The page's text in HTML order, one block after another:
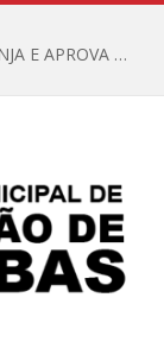
CÂMARA MUNICIPAL DISCUTE MAIO LARANJA E APROVA REQUERIMENTO SOBRE SINALIZAÇÃO URBANA